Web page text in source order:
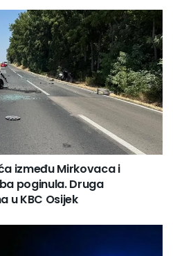
između Mirkovaca i
poginula. Druga
u KBC Osijek